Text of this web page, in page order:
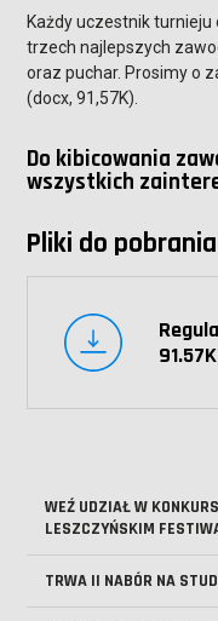
WEŹ UDZIAŁ W
LESZCZYŃSKIM
TRWA II NABÓR NA
Każdy uczestnik
trzech najlepszych
oraz puchar. Prosimy o
(docx, 91,57K).
Do kibicowania
wszystkich
Pliki do pobrania